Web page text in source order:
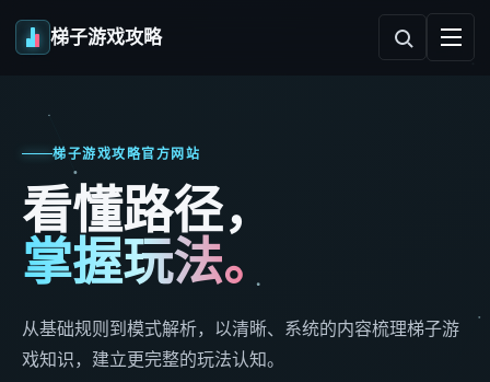
梯子游戏攻略
梯子游戏攻略官方网站
看懂路径，
掌握玩法。
从基础规则到模式解析，以清晰、系统的内容梳理梯子游
戏知识，建立更完整的玩法认知。